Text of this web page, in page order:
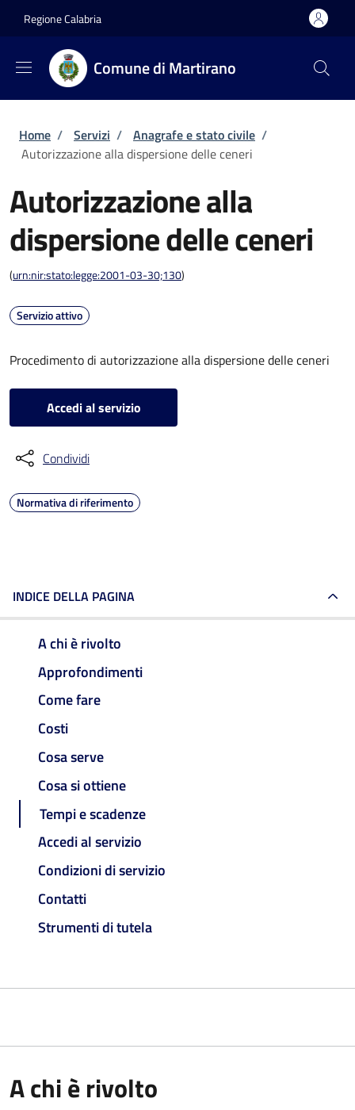
Regione Calabria
Comune di Martirano
Briciole di pane
Home / Servizi / Anagrafe e stato civile /
Autorizzazione alla dispersione delle ceneri
Autorizzazione alla
dispersione delle ceneri
(urn:nir:stato:legge:2001-03-30;130)
Servizio attivo
Procedimento di autorizzazione alla dispersione delle ceneri
Accedi al servizio
Condividi
Normativa di riferimento
INDICE DELLA PAGINA
A chi è rivolto
Approfondimenti
Come fare
Costi
Cosa serve
Cosa si ottiene
Tempi e scadenze
Accedi al servizio
Condizioni di servizio
Contatti
Strumenti di tutela
A chi è rivolto